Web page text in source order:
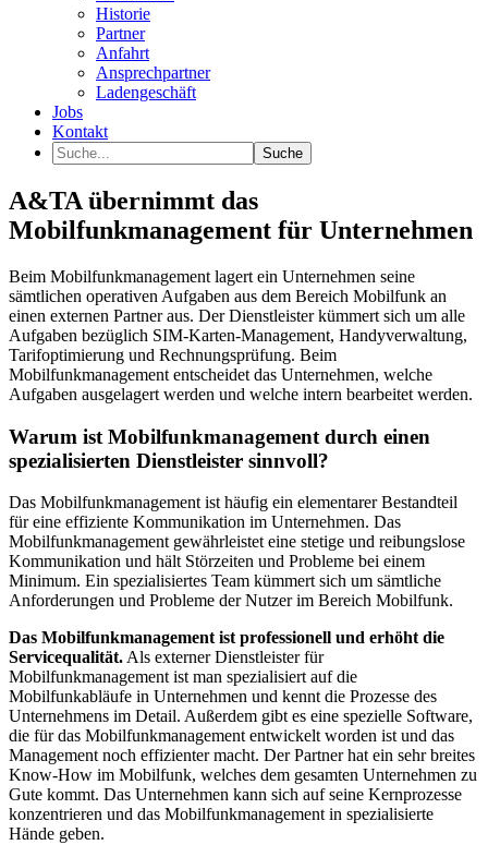
Historie
Partner
Anfahrt
Ansprechpartner
Ladengeschäft
Jobs
Kontakt
A&TA übernimmt das
Mobilfunkmanagement für Unternehmen
Beim Mobilfunkmanagement lagert ein Unternehmen seine
sämtlichen operativen Aufgaben aus dem Bereich Mobilfunk an
einen externen Partner aus. Der Dienstleister kümmert sich um alle
Aufgaben bezüglich SIM-Karten-Management, Handyverwaltung,
Tarifoptimierung und Rechnungsprüfung. Beim
Mobilfunkmanagement entscheidet das Unternehmen, welche
Aufgaben ausgelagert werden und welche intern bearbeitet werden.
Warum ist Mobilfunkmanagement durch einen
spezialisierten Dienstleister sinnvoll?
Das Mobilfunkmanagement ist häufig ein elementarer Bestandteil
für eine effiziente Kommunikation im Unternehmen. Das
Mobilfunkmanagement gewährleistet eine stetige und reibungslose
Kommunikation und hält Störzeiten und Probleme bei einem
Minimum. Ein spezialisiertes Team kümmert sich um sämtliche
Anforderungen und Probleme der Nutzer im Bereich Mobilfunk.
Das Mobilfunkmanagement ist professionell und erhöht die
Servicequalität. Als externer Dienstleister für
Mobilfunkmanagement ist man spezialisiert auf die
Mobilfunkabläufe in Unternehmen und kennt die Prozesse des
Unternehmens im Detail. Außerdem gibt es eine spezielle Software,
die für das Mobilfunkmanagement entwickelt worden ist und das
Management noch effizienter macht. Der Partner hat ein sehr breites
Know-How im Mobilfunk, welches dem gesamten Unternehmen zu
Gute kommt. Das Unternehmen kann sich auf seine Kernprozesse
konzentrieren und das Mobilfunkmanagement in spezialisierte
Hände geben.